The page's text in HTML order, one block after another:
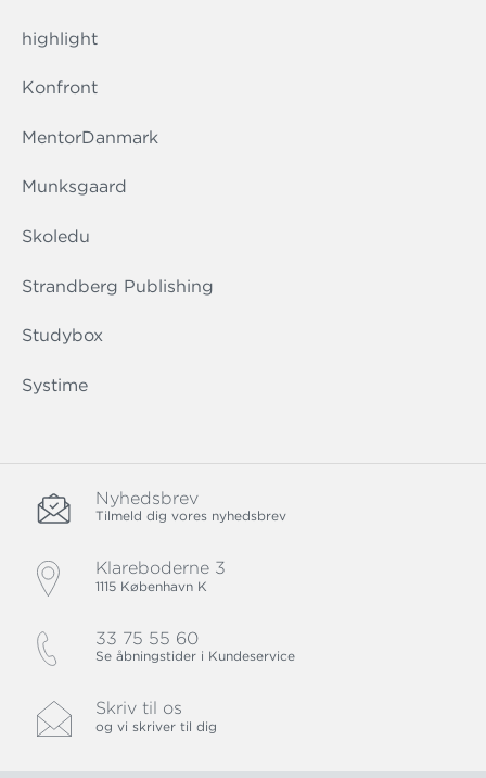
highlight
Konfront
MentorDanmark
Munksgaard
Skoledu
Strandberg Publishing
Studybox
Systime
Nyhedsbrev
Tilmeld dig vores nyhedsbrev
Klareboderne 3
1115 København K
33 75 55 60
Se åbningstider i Kundeservice
Skriv til os
og vi skriver til dig